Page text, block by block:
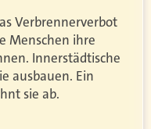
Verbrennerverbot
Menschen ihre
Innerstädtische
ausbauen. Ein
sie ab.